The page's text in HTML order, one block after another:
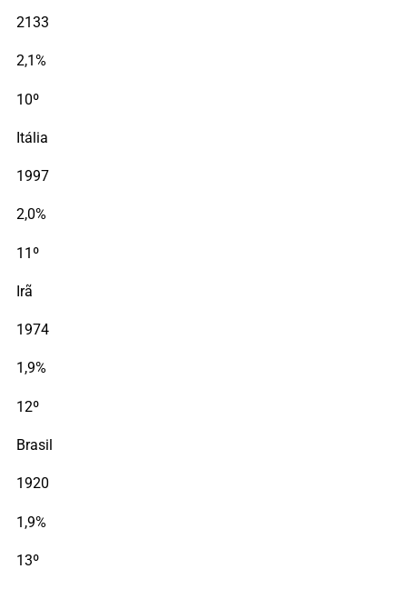
2133
2,1%
10º
Itália
1997
2,0%
11º
Irã
1974
1,9%
12º
Brasil
1920
1,9%
13º